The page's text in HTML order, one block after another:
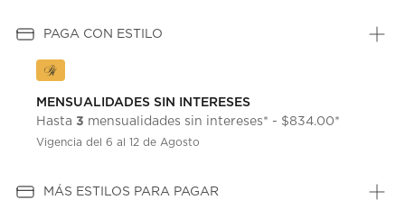
PAGA CON ESTILO
MENSUALIDADES SIN INTERESES
Hasta 3 mensualidades sin intereses* - $834.00*
Vigencia del 6 al 12 de Agosto
MÁS ESTILOS PARA PAGAR